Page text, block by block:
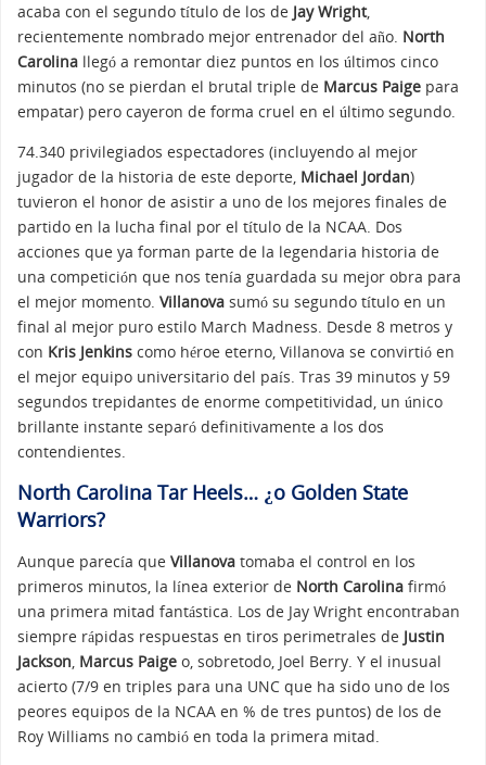
acaba con el segundo título de los de Jay Wright,
recientemente nombrado mejor entrenador del año. North
Carolina llegó a remontar diez puntos en los últimos cinco
minutos (no se pierdan el brutal triple de Marcus Paige para
empatar) pero cayeron de forma cruel en el último segundo.
74.340 privilegiados espectadores (incluyendo al mejor
jugador de la historia de este deporte, Michael Jordan)
tuvieron el honor de asistir a uno de los mejores finales de
partido en la lucha final por el título de la NCAA. Dos
acciones que ya forman parte de la legendaria historia de
una competición que nos tenía guardada su mejor obra para
el mejor momento. Villanova sumó su segundo título en un
final al mejor puro estilo March Madness. Desde 8 metros y
con Kris Jenkins como héroe eterno, Villanova se convirtió en
el mejor equipo universitario del país. Tras 39 minutos y 59
segundos trepidantes de enorme competitividad, un único
brillante instante separó definitivamente a los dos
contendientes.
North Carolina Tar Heels… ¿o Golden State
Warriors?
Aunque parecía que Villanova tomaba el control en los
primeros minutos, la línea exterior de North Carolina firmó
una primera mitad fantástica. Los de Jay Wright encontraban
siempre rápidas respuestas en tiros perimetrales de Justin
Jackson, Marcus Paige o, sobretodo, Joel Berry. Y el inusual
acierto (7/9 en triples para una UNC que ha sido uno de los
peores equipos de la NCAA en % de tres puntos) de los de
Roy Williams no cambió en toda la primera mitad.